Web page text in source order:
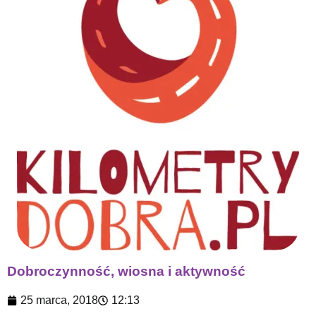
Dobroczynność, wiosna i aktywność
25 marca, 2018 12:13